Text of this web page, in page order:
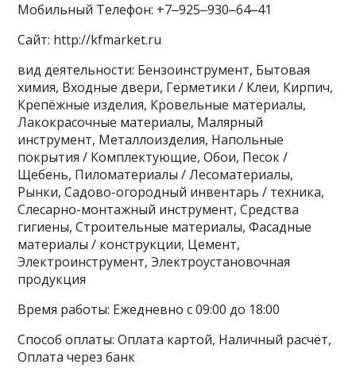
Мобильный Телефон: +7‒925‒930‒64‒41
Сайт: http://kfmarket.ru
вид деятельности: Бензоинструмент, Бытовая
химия, Входные двери, Герметики / Клеи, Кирпич,
Крепёжные изделия, Кровельные материалы,
Лакокрасочные материалы, Малярный
инструмент, Металлоизделия, Напольные
покрытия / Комплектующие, Обои, Песок /
Щебень, Пиломатериалы / Лесоматериалы,
Рынки, Садово-огородный инвентарь / техника,
Слесарно-монтажный инструмент, Средства
гигиены, Строительные материалы, Фасадные
материалы / конструкции, Цемент,
Электроинструмент, Электроустановочная
продукция
Время работы: Ежедневно с 09:00 до 18:00
Способ оплаты: Оплата картой, Наличный расчёт,
Оплата через банк